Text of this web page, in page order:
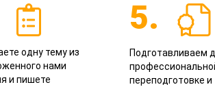
одну тему из
нами
и пишете
5.
Подготавливаем
переподготовке и